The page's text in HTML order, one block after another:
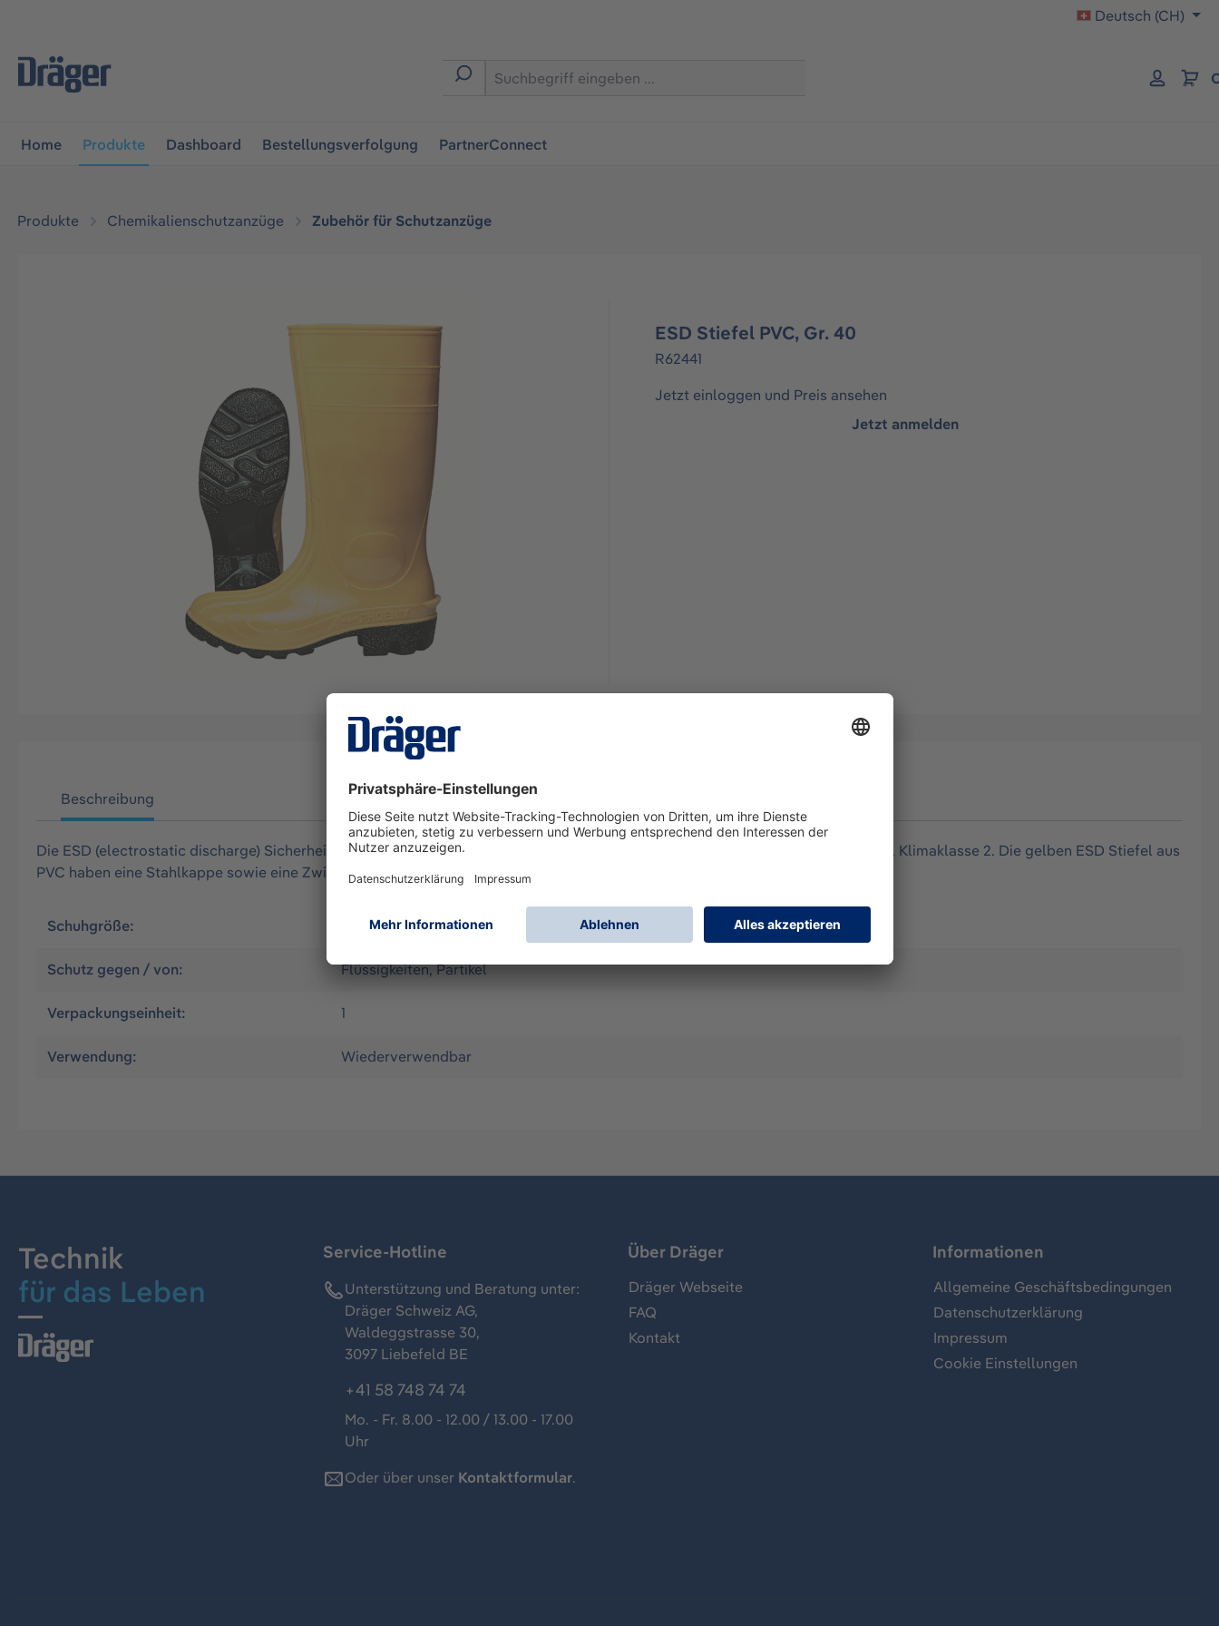
Deutsch (CH)
Home Produkte Dashboard Bestellungsverfolgung PartnerConnect
Produkte Chemikalienschutzanzüge Zubehör für Schutzanzüge
ESD Stiefel PVC, Gr. 40
R62441
Jetzt einloggen und Preis ansehen
Jetzt anmelden
Beschreibung
Die ESD (electrostatic discharge) Sicherheitsstiefel entsprechen den Zulassungen EN ISO 20345:2011 S5 SRA und EN 61340-4-3, Klimaklasse 2. Die gelben ESD Stiefel aus
PVC haben eine Stahlkappe sowie eine Zwischensohle.
Schuhgröße:
Schutz gegen / von: Flüssigkeiten, Partikel
Verpackungseinheit: 1
Verwendung: Wiederverwendbar
Technik
für das Leben
Service-Hotline
Unterstützung und Beratung unter:
Dräger Schweiz AG,
Waldeggstrasse 30,
3097 Liebefeld BE
+41 58 748 74 74
Mo. - Fr. 8.00 - 12.00 / 13.00 - 17.00
Uhr
Oder über unser Kontaktformular.
Über Dräger
Dräger Webseite
FAQ
Kontakt
Informationen
Allgemeine Geschäftsbedingungen
Datenschutzerklärung
Impressum
Cookie Einstellungen